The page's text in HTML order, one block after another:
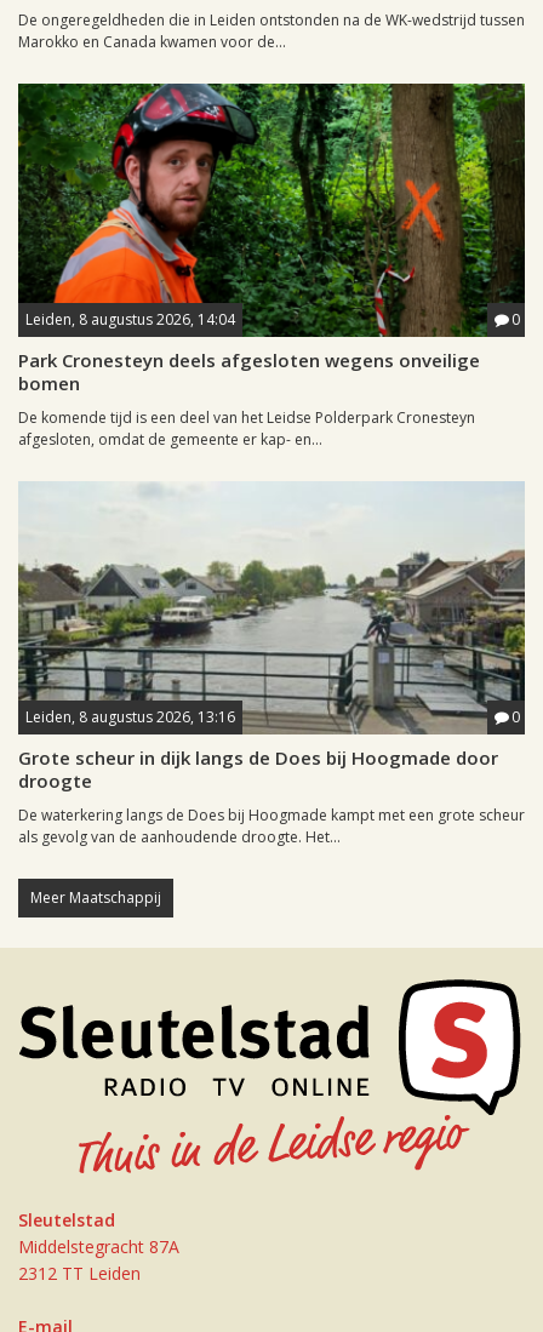
De ongeregeldheden die in Leiden ontstonden na de WK-wedstrijd tussen
Marokko en Canada kwamen voor de...
Leiden, 8 augustus 2026, 14:04 0
Park Cronesteyn deels afgesloten wegens onveilige
bomen
De komende tijd is een deel van het Leidse Polderpark Cronesteyn
afgesloten, omdat de gemeente er kap- en...
Leiden, 8 augustus 2026, 13:16 0
Grote scheur in dijk langs de Does bij Hoogmade door
droogte
De waterkering langs de Does bij Hoogmade kampt met een grote scheur
als gevolg van de aanhoudende droogte. Het...
Meer Maatschappij
Sleutelstad
Middelstegracht 87A
2312 TT Leiden
E-mail